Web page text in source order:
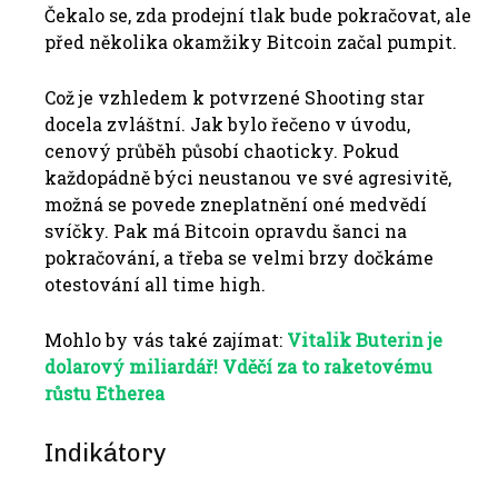
Čekalo se, zda prodejní tlak bude pokračovat, ale
před několika okamžiky Bitcoin začal pumpit.
Což je vzhledem k potvrzené Shooting star
docela zvláštní. Jak bylo řečeno v úvodu,
cenový průběh působí chaoticky. Pokud
každopádně býci neustanou ve své agresivitě,
možná se povede zneplatnění oné medvědí
svíčky. Pak má Bitcoin opravdu šanci na
pokračování, a třeba se velmi brzy dočkáme
otestování all time high.
Mohlo by vás také zajímat: Vitalik Buterin je
dolarový miliardář! Vděčí za to raketovému
růstu Etherea
Indikátory